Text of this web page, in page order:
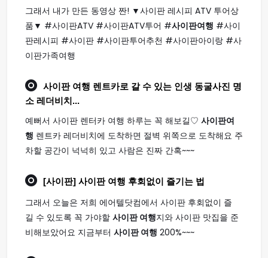
그래서 내가 만든 동영상 짠! ▼사이판 레시피 ATV 투어상
품▼ #사이판ATV #사이판ATV투어 #사이판여행 #사이
판레시피 #사이판 #사이판투어추천 #사이판아이랑 #사
이판가족여행
사이판 여행 렌트카로 갈 수 있는 인생 동굴사진 명
소 레더비치...
예뻐서 사이판 렌터카 여행 하루는 꼭 해보길♡ 사이판여
행 렌트카 레더비치에 도착하면 절벽 위쪽으로 도착해요 주
차할 공간이 넉넉히 있고 사람은 진짜 간혹~~~
[사이판] 사이판 여행 후회없이 즐기는 법
그래서 오늘은 저희 에어텔닷컴에서 사이판 후회없이 즐
길 수 있도록 꼭 가야할 사이판 여행지와 사이판 맛집을 준
비해보았어요 지금부터 사이판 여행 200%~~~